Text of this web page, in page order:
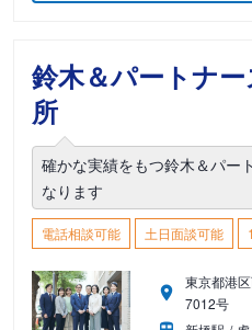
鈴木＆パートナ
所
確かな実績をもつ鈴木＆パー
なります
電話相談可能 土日面談可能
東京都港
7012号